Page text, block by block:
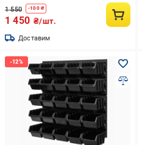
1 550 -100₴
1 450 ₴/шт.
Доставим